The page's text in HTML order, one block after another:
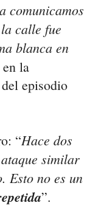
comunicamos
calle fue
blanca en
la
episodio
“Hace dos
similar
Esto no es un
”.